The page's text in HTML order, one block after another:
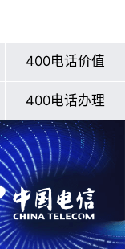
400电话价值
400电话办理